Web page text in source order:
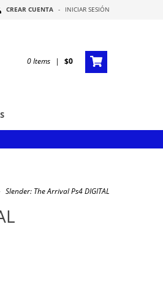
CREAR CUENTA - INICIAR SESIÓN
0Items | $0
Slender: The Arrival Ps4 DIGITAL